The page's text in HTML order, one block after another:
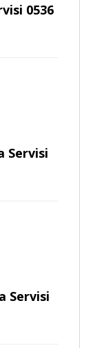
0536
Servisi
Servisi